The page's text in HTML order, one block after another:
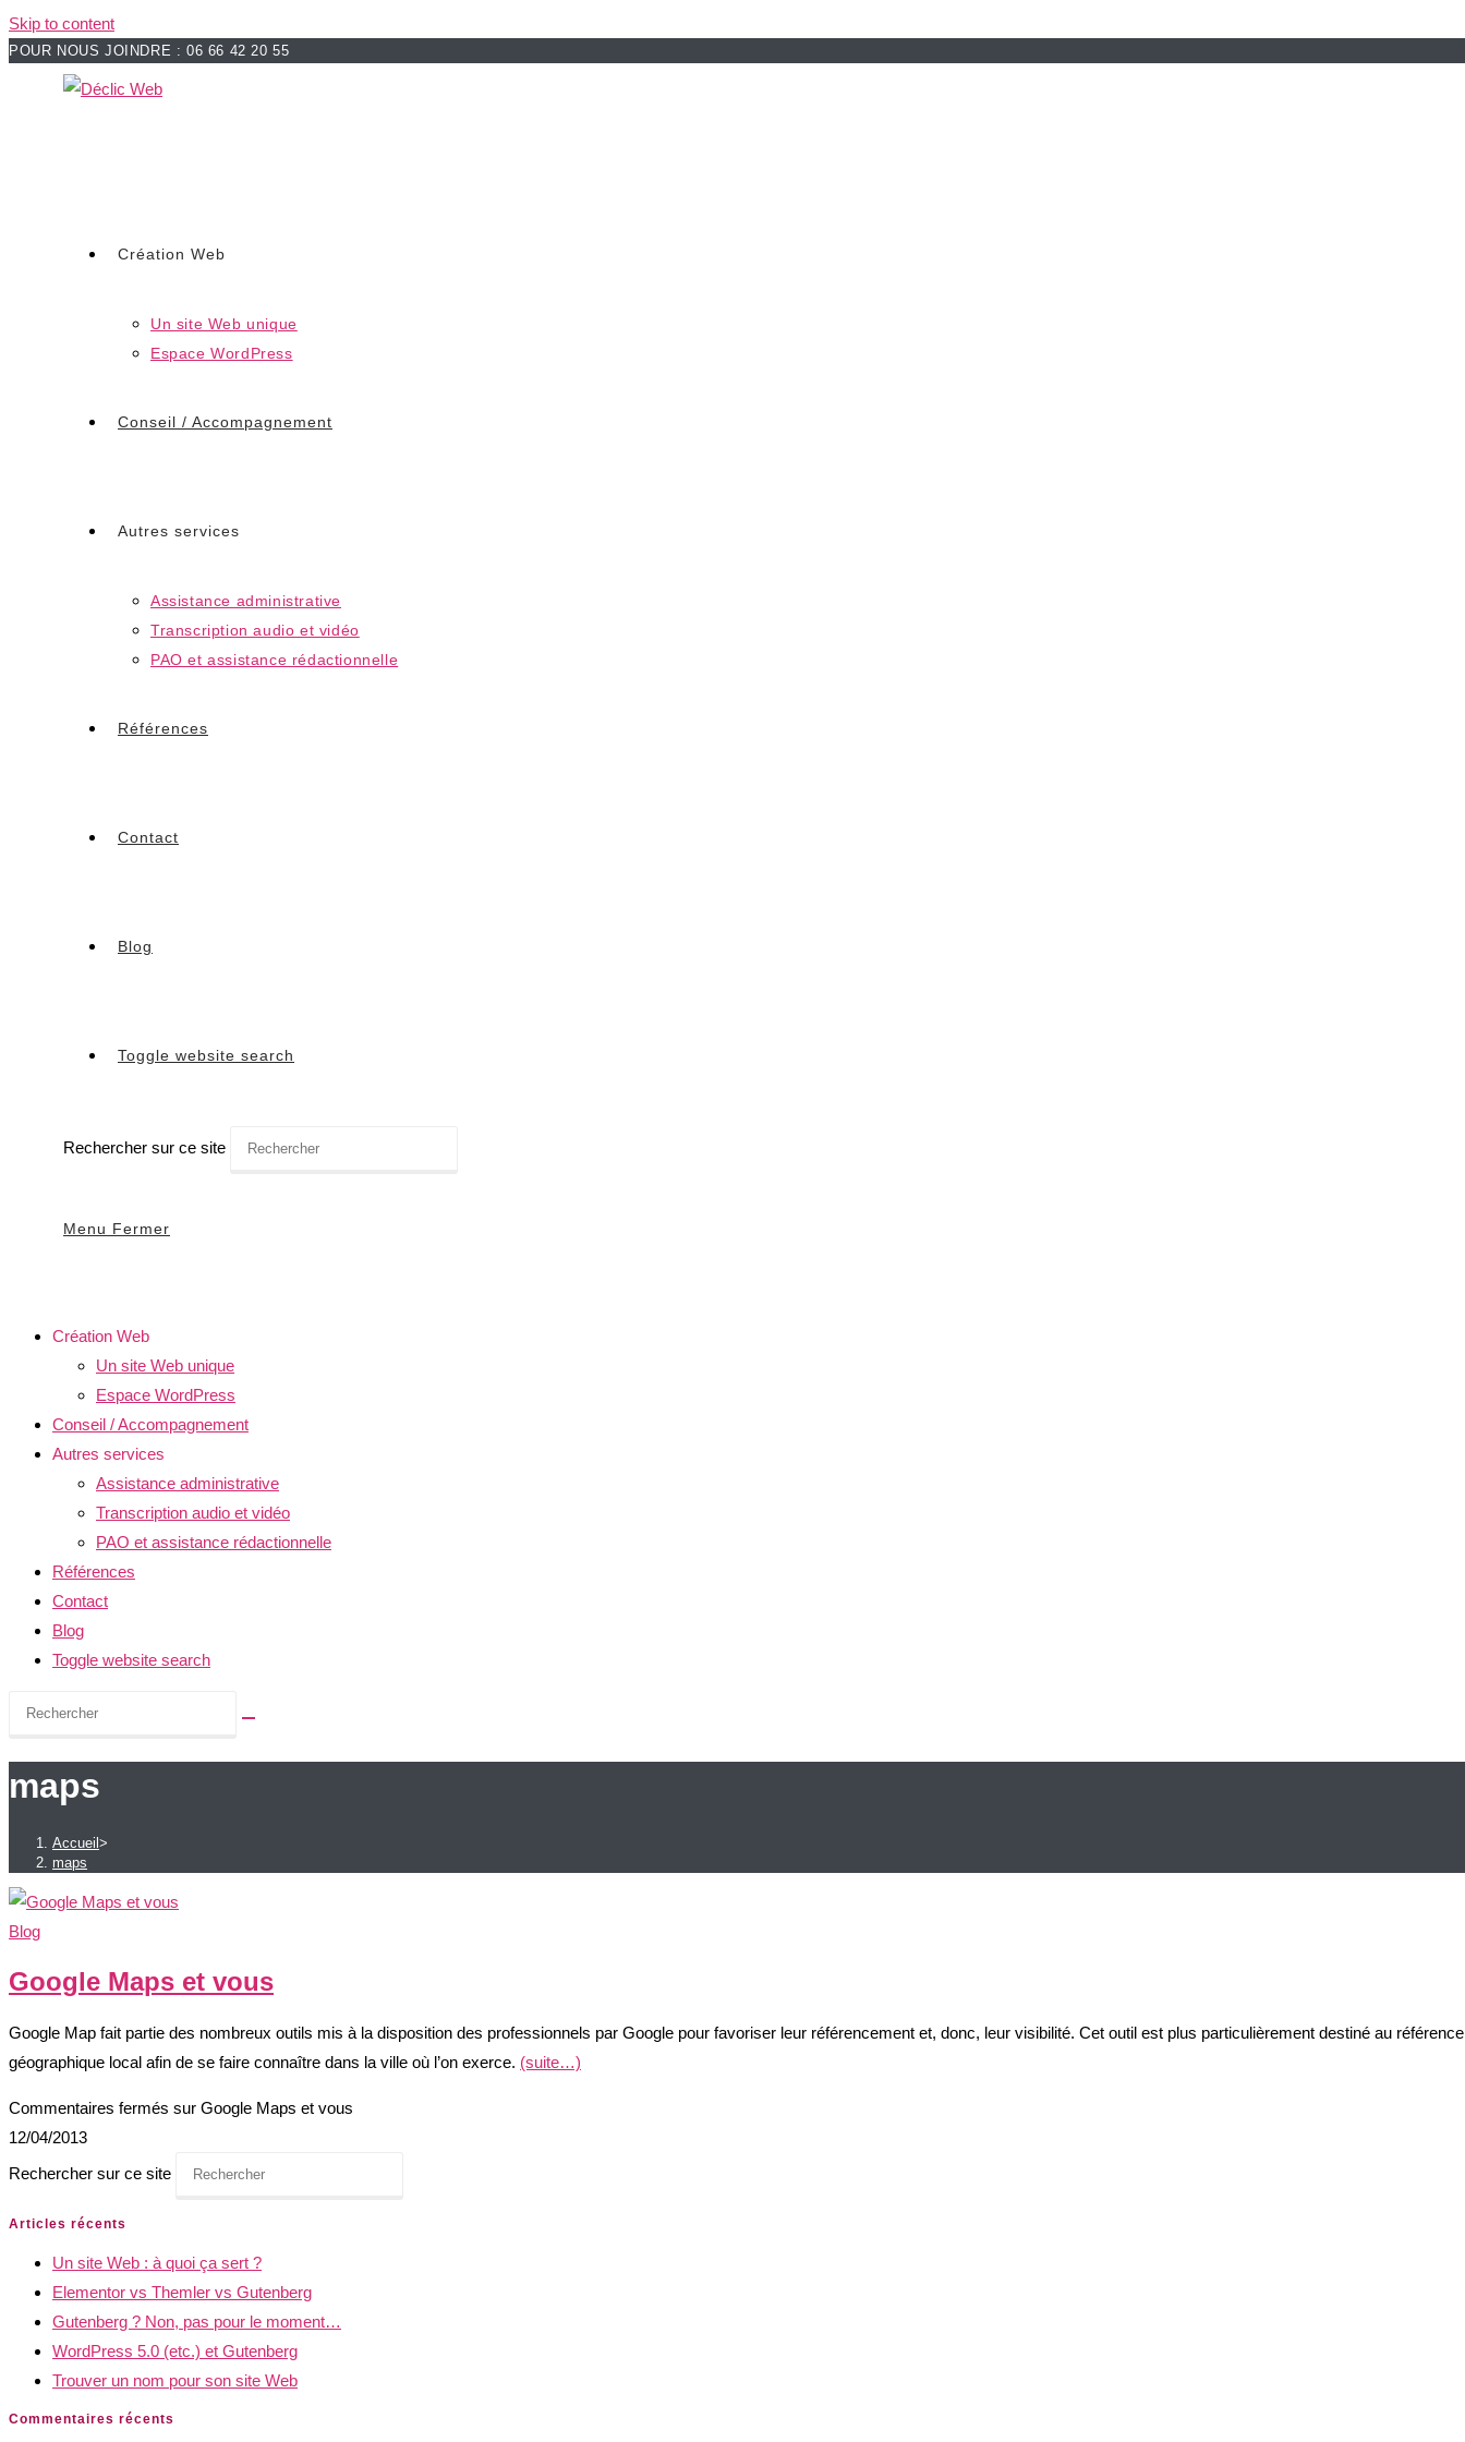
Skip to content
POUR NOUS JOINDRE : 06 66 42 20 55
Création Web
Un site Web unique
Espace WordPress
Conseil / Accompagnement
Autres services
Assistance administrative
Transcription audio et vidéo
PAO et assistance rédactionnelle
Références
Contact
Blog
Toggle website search
Rechercher sur ce site
Menu Fermer
Création Web
Un site Web unique
Espace WordPress
Conseil / Accompagnement
Autres services
Assistance administrative
Transcription audio et vidéo
PAO et assistance rédactionnelle
Références
Contact
Blog
Toggle website search
maps
Accueil >
maps
Blog
Google Maps et vous
Google Map fait partie des nombreux outils mis à la disposition des professionnels par Google pour favoriser leur référencement et, donc, leur visibilité. Cet outil est plus particulièrement destiné au
géographique local afin de se faire connaître dans la ville où l’on exerce. (suite…)
Commentaires fermés sur Google Maps et vous
12/04/2013
Rechercher sur ce site
Articles récents
Un site Web : à quoi ça sert ?
Elementor vs Themler vs Gutenberg
Gutenberg ? Non, pas pour le moment…
WordPress 5.0 (etc.) et Gutenberg
Trouver un nom pour son site Web
Commentaires récents